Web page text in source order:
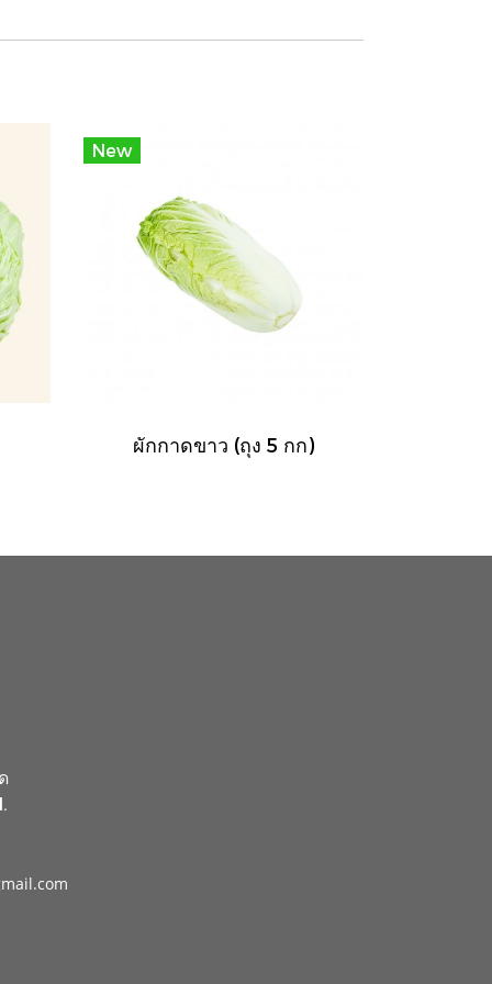
New
ผักกาดขาว (ถุง 5 กก)